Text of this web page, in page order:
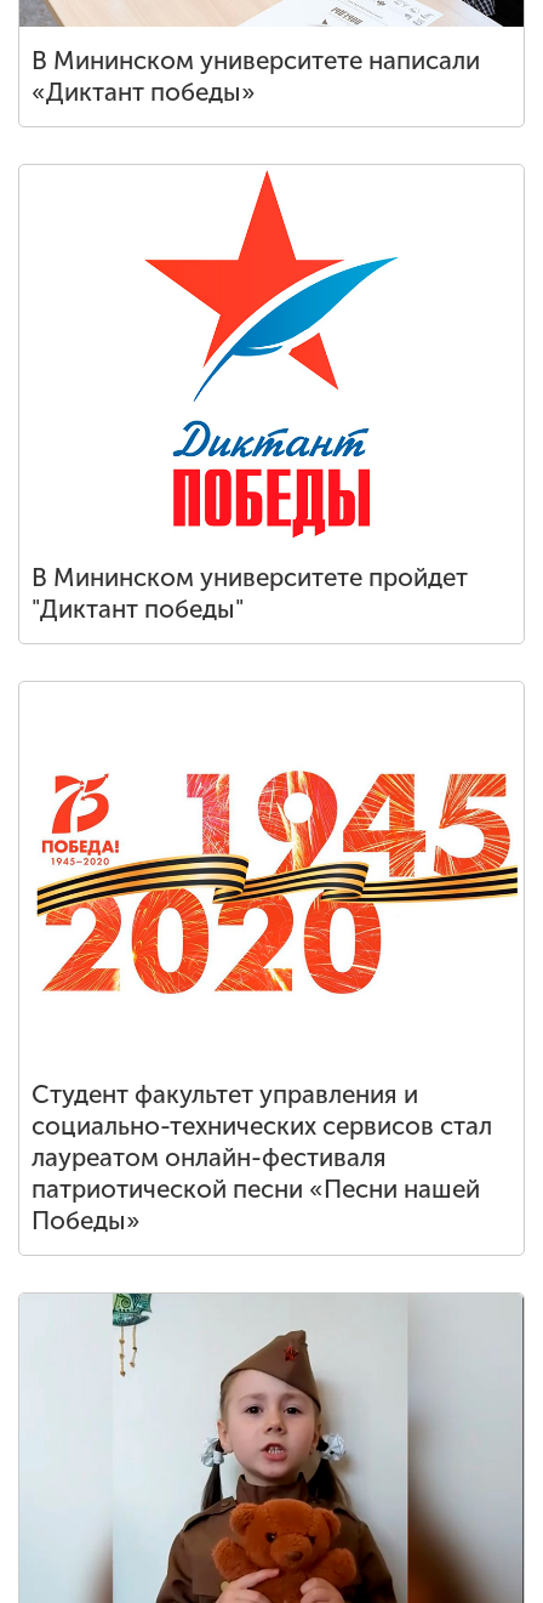
В Мининском университете написали
«Диктант победы»
В Мининском университете пройдет
"Диктант победы"
Студент факультет управления и
социально-технических сервисов стал
лауреатом онлайн-фестиваля
патриотической песни «Песни нашей
Победы»